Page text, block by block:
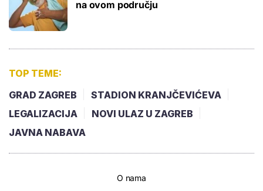
na ovom području
TOP TEME:
GRAD ZAGREB
STADION KRANJČEVIĆEVA
LEGALIZACIJA
NOVI ULAZ U ZAGREB
JAVNA NABAVA
O nama